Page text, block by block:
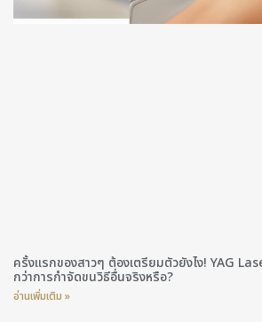
ครั้งแรกของสาวๆ ต้องเตรียมตัวยังไง! YAG
กว่าการกำจัดขนวิธีอื่นจริงหรือ?
อ่านเพิ่มเติม »